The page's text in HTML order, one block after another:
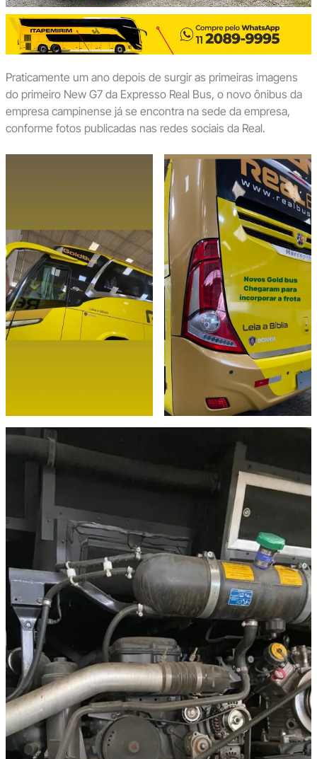
Praticamente um ano depois de surgir as primeiras imagens
do primeiro New G7 da Expresso Real Bus, o novo ônibus da
empresa campinense já se encontra na sede da empresa,
conforme fotos publicadas nas redes sociais da Real.